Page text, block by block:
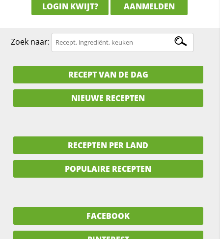
LOGIN KWIJT? AANMELDEN
Zoek naar:
RECEPT VAN DE DAG
NIEUWE RECEPTEN
RECEPTEN PER LAND
POPULAIRE RECEPTEN
FACEBOOK